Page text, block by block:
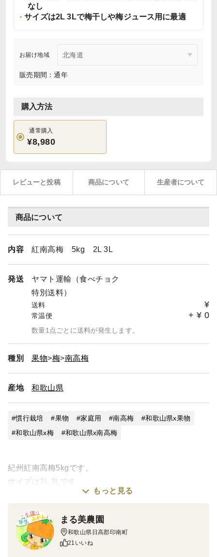
なし
サイズは2L 3Lで梅干しや梅ジュース用に最適
お届け地域
販売期間：通年
購入方法
通常購入
¥8,980
レビューと投稿 商品について 生産者について
商品について
内容 紅南高梅 5kg 2L 3L
発送
ヤマト運輸（食べチョク
特別送料）
送料 ¥
常温便 + ¥ 0
数量1点ごとに送料が発生します。
種別 果物 梅 南高梅
産地 和歌山県
慣行栽培 果物 家庭用 南高梅
和歌山県x果物
和歌山県x梅
和歌山県x南高梅
紀州紅南高梅5kgです。
サイズは2L 3Lです
梅干し、梅ジュース用にどうぞ。
紀州産の南高梅は梅の最高級ブランドであり、皮が薄
く、種が小さく、果肉がやわらかいのが特徴です。
もっと見る
まる美農園
和歌山県日高郡印南町
21いいね